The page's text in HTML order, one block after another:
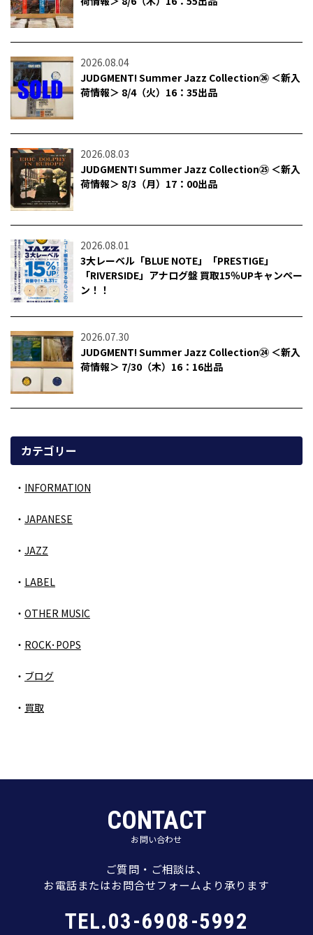
2026.08.04
JUDGMENT! Summer Jazz Collection㉖ ＜新入
荷情報＞ 8/4（火）16：35出品
2026.08.03
JUDGMENT! Summer Jazz Collection㉕ ＜新入
荷情報＞ 8/3（月）17：00出品
2026.08.01
3大レーベル「BLUE NOTE」「PRESTIGE」
「RIVERSIDE」アナログ盤 買取15％UPキャンペー
ン！！
2026.07.30
JUDGMENT! Summer Jazz Collection㉔ ＜新入
荷情報＞ 7/30（木）16：16出品
カテゴリー
INFORMATION
JAPANESE
JAZZ
LABEL
OTHER MUSIC
ROCK･POPS
ブログ
買取
CONTACT
お問い合わせ
ご質問・ご相談は、
お電話またはお問合せフォームより承ります
TEL.03-6908-5992